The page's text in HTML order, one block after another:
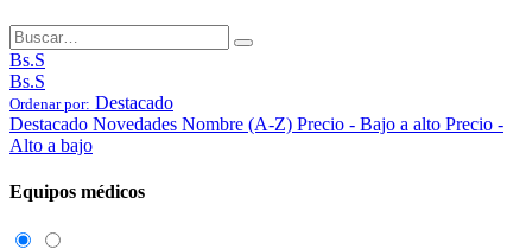
Bs.S
Bs.S
Ordenar por: Destacado
Destacado Novedades Nombre (A-Z) Precio - Bajo a alto Precio -
Alto a bajo
Equipos médicos